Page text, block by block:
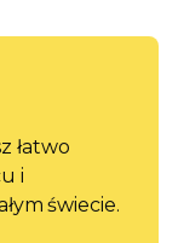
łatwo
i
świecie.